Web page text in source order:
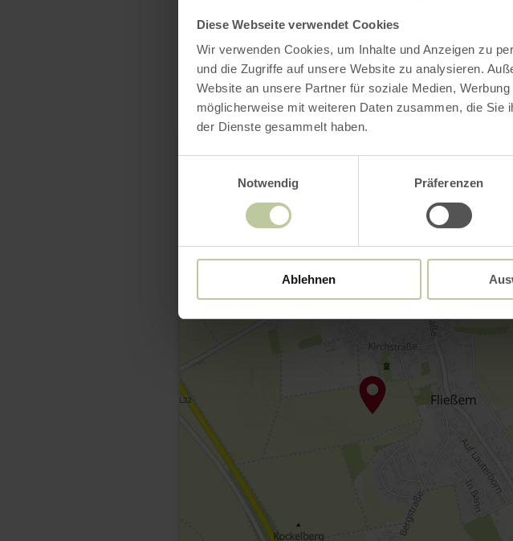
Diese Webseite verwendet Cookies
Wir verwenden Cookies, um Inhalte und Anzeigen zu
und die Zugriffe auf unsere Website zu analysieren.
Website an unsere Partner für soziale Medien,
möglicherweise mit weiteren Daten zusammen, die
der Dienste gesammelt haben.
Notwendig
Präferenzen
Ablehnen